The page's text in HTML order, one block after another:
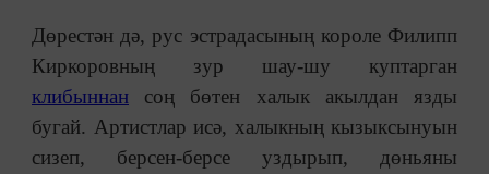
Дөрестән дә, рус эстрадасының короле Филипп
Киркоровның зур шау-шу куптарган
клибыннан соң бөтен халык акылдан язды
бугай. Артистлар исә, халыкның кызыксынуын
сизеп, берсен-берсе уздырып, дөньяны